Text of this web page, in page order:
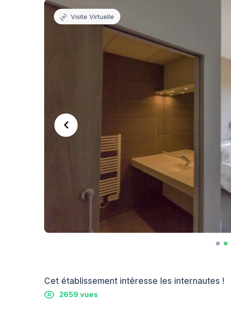
Visite Virtuelle
Cet établissement intéresse les internautes !
2659 vues